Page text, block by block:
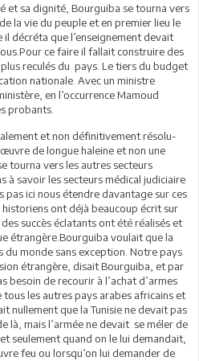
et sa dignité, Bourguiba se tourna vers
la vie du peuple et en premier lieu le
il décréta que l’enseignement devait
ce faire il fallait construire des
reculés du pays. Le tiers du budget
nationale. Avec un ministre
en l’occurrence Mamoud
probants.
et non définitivement résolu-
de longue haleine et non une
tourna vers les autres secteurs
à savoir les secteurs médical judiciaire
pas ici nous étendre davantage sur ces
ont déjà beaucoup écrit sur
succès éclatants ont été réalisés et
étrangère.Bourguiba voulait que la
du monde sans exception. Notre pays
étrangère, disait Bourguiba, et par
besoin de recourir à l’achat d’armes
tous les autres pays arabes africains et
nullement que la Tunisie ne devait pas
là, mais l’armée ne devait se méler de
seulement quand on le lui demandait,
feu ou lorsqu’on lui demander de